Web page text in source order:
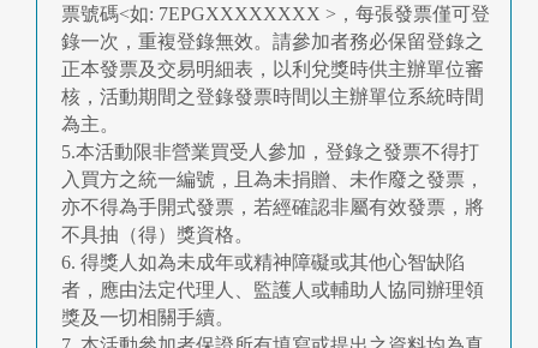
票號碼<如: 7EPGXXXXXXXX >，每張發票僅可登
錄一次，重複登錄無效。請參加者務必保留登錄之
正本發票及交易明細表，以利兌獎時供主辦單位審
核，活動期間之登錄發票時間以主辦單位系統時間
為主。
5.本活動限非營業買受人參加，登錄之發票不得打
入買方之統一編號，且為未捐贈、未作廢之發票，
亦不得為手開式發票，若經確認非屬有效發票，將
不具抽（得）獎資格。
6. 得獎人如為未成年或精神障礙或其他心智缺陷
者，應由法定代理人、監護人或輔助人協同辦理領
獎及一切相關手續。